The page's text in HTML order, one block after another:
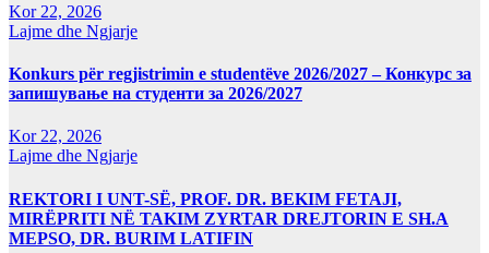
Kor 22, 2026
Lajme dhe Ngjarje
Konkurs për regjistrimin e studentëve 2026/2027 – Конкурс за
запишување на студенти за 2026/2027
Kor 22, 2026
Lajme dhe Ngjarje
REKTORI I UNT-SË, PROF. DR. BEKIM FETAJI,
MIRËPRITI NË TAKIM ZYRTAR DREJTORIN E SH.A
MEPSO, DR. BURIM LATIFIN